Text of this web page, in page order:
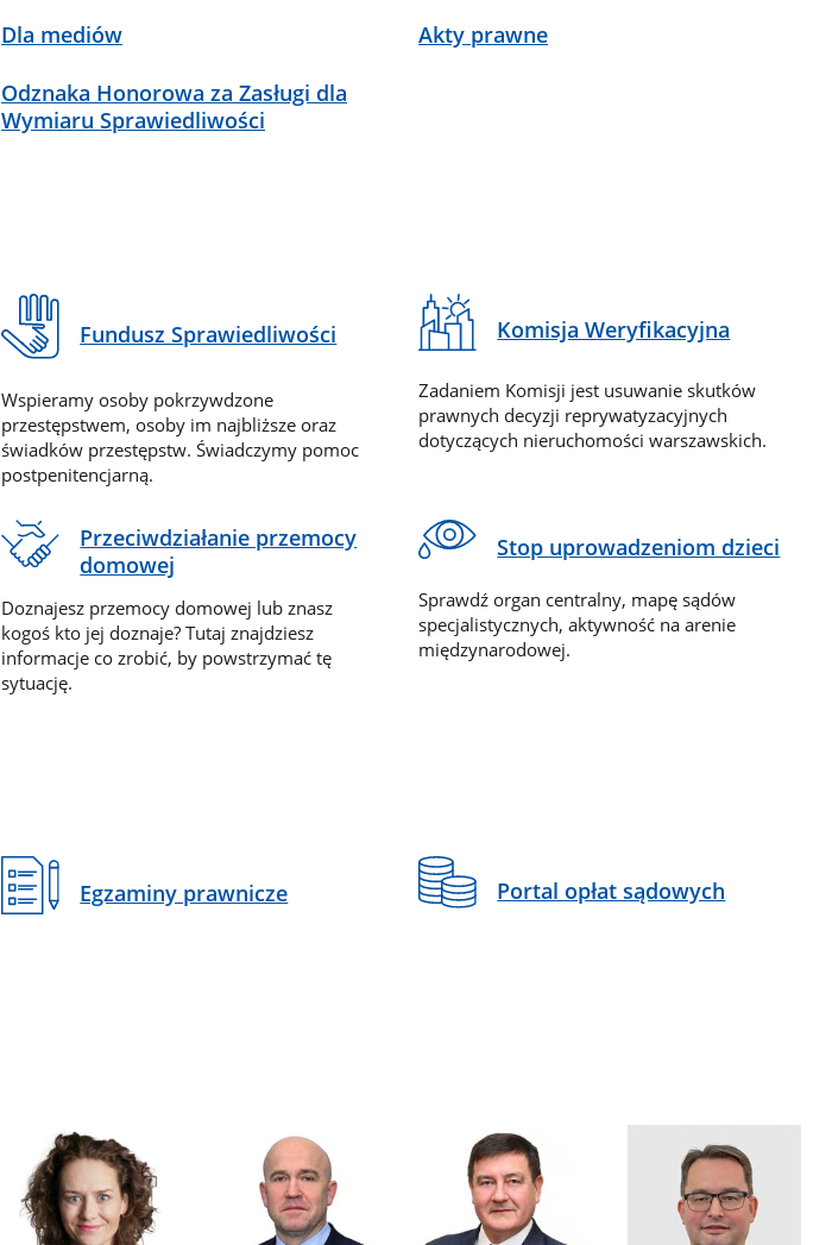
Dla mediów Akty prawne
Odznaka Honorowa za Zasługi dla
Wymiaru Sprawiedliwości
Fundusz Sprawiedliwości
Wspieramy osoby pokrzywdzone
przestępstwem, osoby im najbliższe oraz
świadków przestępstw. Świadczymy pomoc
postpenitencjarną.
Komisja Weryfikacyjna
Zadaniem Komisji jest usuwanie skutków
prawnych decyzji reprywatyzacyjnych
dotyczących nieruchomości warszawskich.
Przeciwdziałanie przemocy
domowej
Doznajesz przemocy domowej lub znasz
kogoś kto jej doznaje? Tutaj znajdziesz
informacje co zrobić, by powstrzymać tę
sytuację.
Stop uprowadzeniom dzieci
Sprawdź organ centralny, mapę sądów
specjalistycznych, aktywność na arenie
międzynarodowej.
Egzaminy prawnicze Portal opłat sądowych